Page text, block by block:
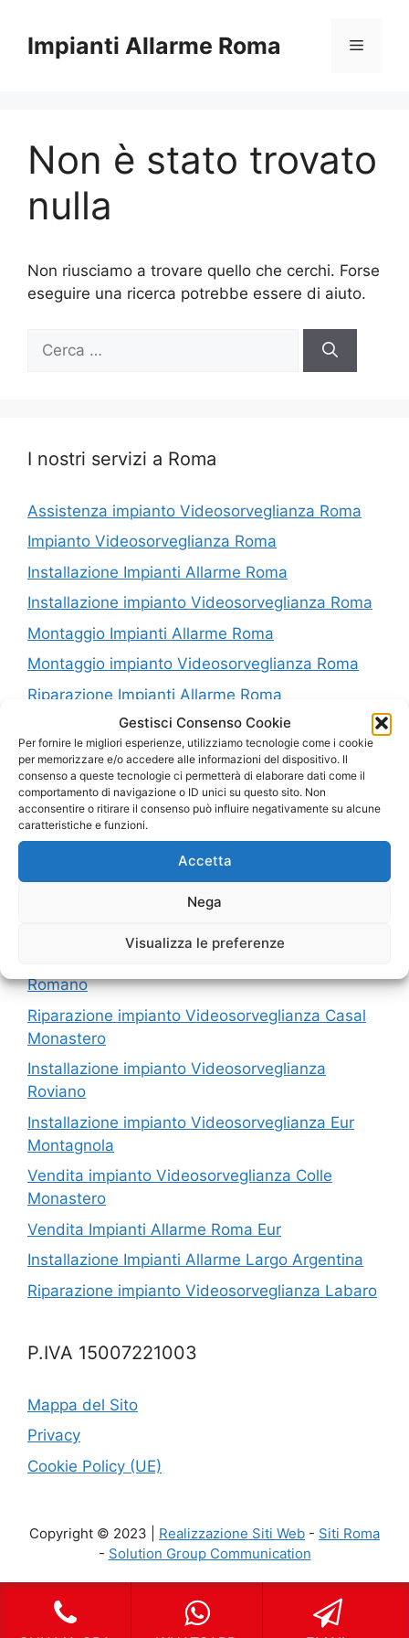
Gestisci Consenso Cookie
Per fornire le migliori esperienze, utilizziamo tecnologie come i cookie
per memorizzare e/o accedere alle informazioni del dispositivo. Il
consenso a queste tecnologie ci permetterà di elaborare dati come il
comportamento di navigazione o ID unici su questo sito. Non
acconsentire o ritirare il consenso può influire negativamente su alcune
caratteristiche e funzioni.
Accetta
Nega
Visualizza le preferenze
contenuto
Impianti Allarme Roma Menu
Non è stato trovato
nulla
Non riusciamo a trovare quello che cerchi. Forse
eseguire una ricerca potrebbe essere di aiuto.
per:
I nostri servizi a Roma
Assistenza impianto Videosorveglianza Roma
Impianto Videosorveglianza Roma
Installazione Impianti Allarme Roma
Installazione impianto Videosorveglianza Roma
Montaggio Impianti Allarme Roma
Montaggio impianto Videosorveglianza Roma
Riparazione Impianti Allarme Roma
Riparazione impianto Videosorveglianza Roma
Vendita Impianti Allarme Roma
Vendita impianto Videosorveglianza Roma
I nostri servizi in Provincia di Roma
Vendita Impianti Allarme Porta Furba
Romano
Riparazione impianto Videosorveglianza Casal
Monastero
Installazione impianto Videosorveglianza
Roviano
Installazione impianto Videosorveglianza Eur
Montagnola
Vendita impianto Videosorveglianza Colle
Monastero
Vendita Impianti Allarme Roma Eur
Installazione Impianti Allarme Largo Argentina
Riparazione impianto Videosorveglianza Labaro
P.IVA 15007221003
Mappa del Sito
Privacy
Cookie Policy (UE)
Copyright © 2023 | Realizzazione Siti Web - Siti Roma
- Solution Group Communication